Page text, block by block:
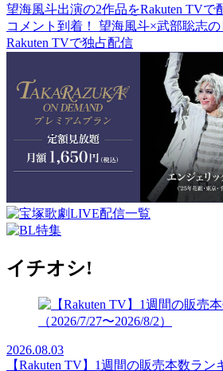
望海風斗出演の2作品をRakuten TVで
コメント到着！ 望海風斗×武部聡志
Rakuten TVで独占配信
イチオシ!
2026.08.03
【Rakuten TV】1週間の販売本数ラン